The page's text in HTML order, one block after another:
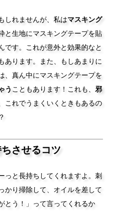
しれませんが、私はマスキング
と生地にマスキングテープを貼
です。これが意外と効果的なと
あります。また、もしあまりに
、真ん中にマスキングテープを
う こともあります！これも、 邪
これでうまくいくときもあるの
させるコツ
っと長持ちしてくれますよ。刺
かり掃除して、オイルを差して
とう！」って言ってくれるか